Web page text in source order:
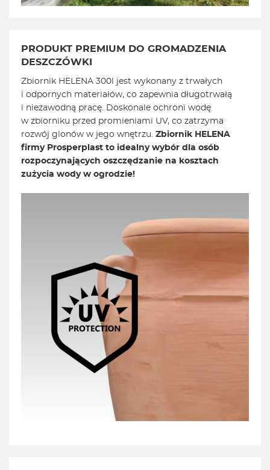
PRODUKT PREMIUM DO GROMADZENIA
DESZCZÓWKI
Zbiornik HELENA 300l jest wykonany z trwałych
i odpornych materiałów, co zapewnia długotrwałą
i niezawodną pracę. Doskonale ochroni wodę
w zbiorniku przed promieniami UV, co zatrzyma
rozwój glonów w jego wnętrzu. Zbiornik HELENA
firmy Prosperplast to idealny wybór dla osób
rozpoczynających oszczędzanie na kosztach
zużycia wody w ogrodzie!